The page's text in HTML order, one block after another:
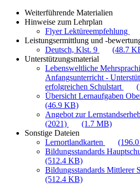
Weiterführende Materialien
Hinweise zum Lehrplan
Flyer Lektüreempfehlung
Leistungsermittlung und -
Deutsch, Klst. 9
(48.7
Unterstützungsmaterial
Lebensweltliche
Anfangsunterricht -
erfolgreichen Schulstart
Übersicht Lernaufgaben
(46.9 KB)
Angebot zur
(2021)
(1.7 MB)
Sonstige Dateien
Lernortlandkarten
Bildungsstandards
(512.4 KB)
Bildungsstandards Mittlerer
(512.4 KB)